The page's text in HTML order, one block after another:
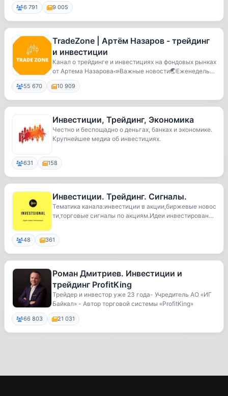
6 791 9 005
TradeZone | Артём Назаров - трейдинг
и инвестиции
Канал о трейдинге и инвестициях на фондовых рынках
от Артема Назарова📣Важные новости🌏Еженедельн
ые...
55 670 10 909
Инвестиции, Трейдинг, Экономика
Честно и беспощадно о деньгах, банках и экономике.
Крупнейшее медиа об инвестициях.
631 158
Инвестиции. Трейдинг. Сигналы.
Тематика канала:инвестиции в акции,биржевые новос
ти,торговые сигналы по акциям.Идеи инвестирован
48 361
Роман Дмитриев. Инвестиции и
трейдинг ProfitKing
Трейдер и инвестор уже 23 года- Учредитель АО «ИГ
Байкал» - Автор торговой системы «ProfitKing»
66 803 21 031